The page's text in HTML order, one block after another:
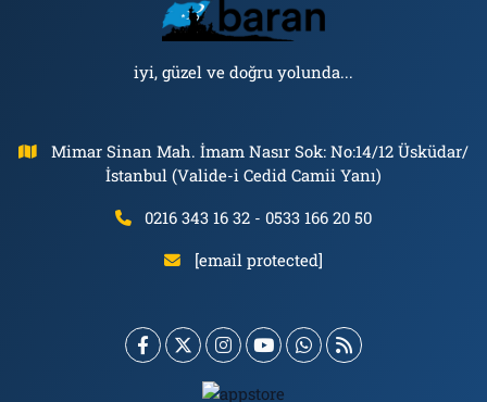
iyi, güzel ve doğru yolunda...
Mimar Sinan Mah. İmam Nasır Sok: No:14/12 Üsküdar/
İstanbul (Valide-i Cedid Camii Yanı)
0216 343 16 32 - 0533 166 20 50
[email protected]